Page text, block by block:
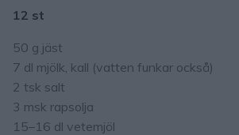
12 st
50 g jäst
7 dl mjölk, kall (vatten funkar också)
2 tsk salt
3 msk rapsolja
15–16 dl vetemjöl